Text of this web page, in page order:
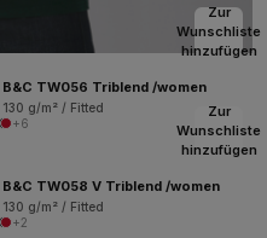
Zur
Wunschliste
hinzufügen
B&C TW056 Triblend /women
130 g/m² / Fitted
+6
Zur
Wunschliste
hinzufügen
B&C TW058 V Triblend /women
130 g/m² / Fitted
+2